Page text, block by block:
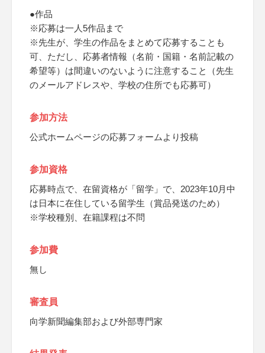
●作品
※応募は一人5作品まで
※先生が、学生の作品をまとめて応募することも
可、ただし、応募者情報（名前・国籍・名前記載の
希望等）は間違いのないように注意すること（先生
のメールアドレスや、学校の住所でも応募可）
参加方法
公式ホームページの応募フォームより投稿
参加資格
応募時点で、在留資格が「留学」で、2023年10月中
は日本に在住している留学生（賞品発送のため）
※学校種別、在籍課程は不問
参加費
無し
審査員
向学新聞編集部および外部専門家